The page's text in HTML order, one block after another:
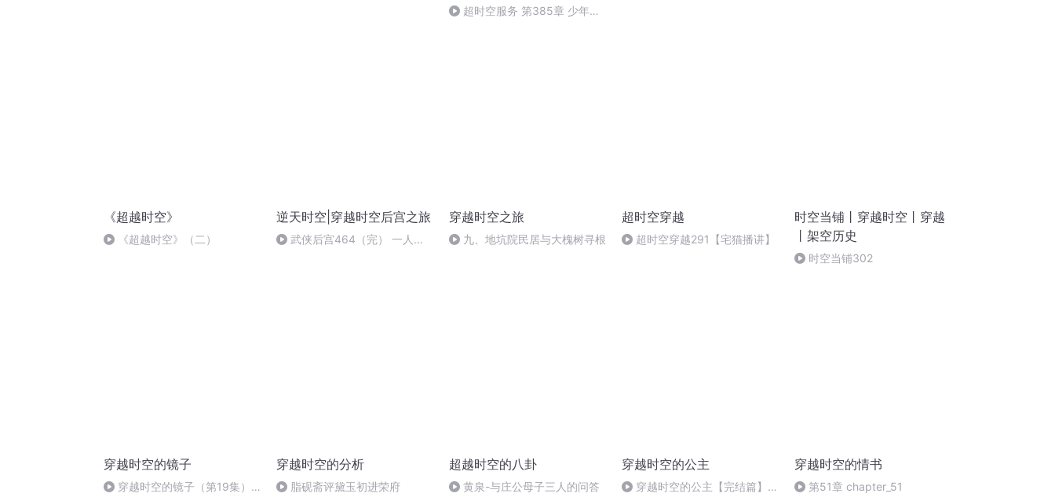
超时空服务 第385章 少年与
《超越时空》
《超越时空》（二）
逆天时空|穿越时空后宫之旅
武侠后宫464（完） 一人单
穿越时空之旅
九、地坑院民居与大槐树寻根
超时空穿越
超时空穿越291【宅猫播讲】
时空当铺丨穿越时空丨穿越
丨架空历史
时空当铺302
穿越时空的镜子
穿越时空的镜子（第19集）
穿越时空的分析
脂砚斋评黛玉初进荣府
超越时空的八卦
黄泉-与庄公母子三人的问答
穿越时空的公主
穿越时空的公主【完结篇】睡
穿越时空的情书
第51章 chapter_51